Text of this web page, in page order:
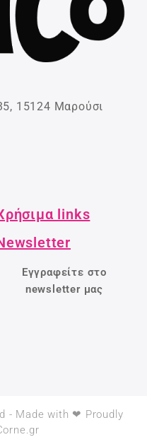
15124 Μαρούσι
links
Εγγραφείτε στο
newsletter μας
- Made with ❤ Proudly